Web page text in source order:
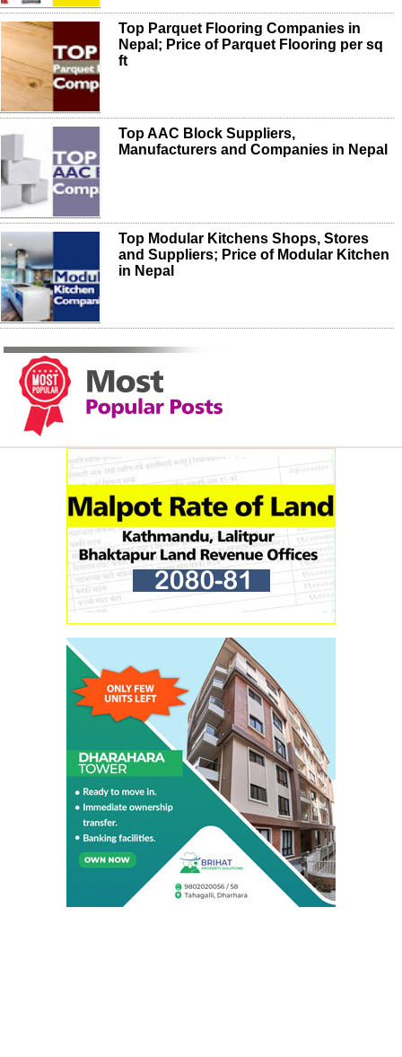
Top Parquet Flooring Companies in
Nepal; Price of Parquet Flooring per sq
ft
Top AAC Block Suppliers,
Manufacturers and Companies in Nepal
Top Modular Kitchens Shops, Stores
and Suppliers; Price of Modular Kitchen
in Nepal